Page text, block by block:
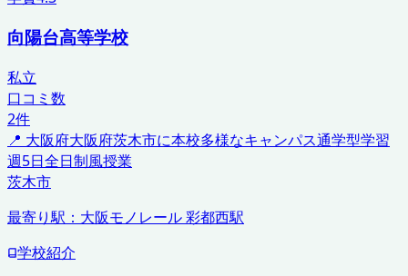
向陽台高等学校
私立
口コミ数
2件
📍 大阪府大阪府茨木市に本校多様なキャンパス通学型学習
週5日全日制風授業
茨木市
最寄り駅： 大阪モノレール 彩都西駅
学校紹介